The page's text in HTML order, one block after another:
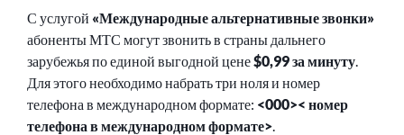
С услугой «Международные альтернативные звонки»
абоненты МТС могут звонить в страны дальнего
зарубежья по единой выгодной цене$0,99 за минуту
Для этого необходимо набрать три ноля и номер
телефона в международном формате: <000>< номер
телефона в международном формате>